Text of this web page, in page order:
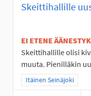
Skeittihallille
EI ETENE
Skeittihallille olisi
muuta. Pienilläkin
Rajaa tulokset
Itäinen Seinäjoki